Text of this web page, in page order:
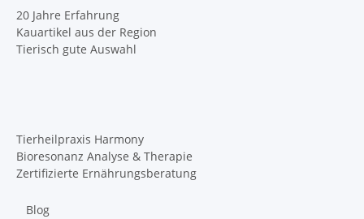
20 Jahre Erfahrung
Kauartikel aus der Region
Tierisch gute Auswahl
Tierheilpraxis Harmony
Bioresonanz Analyse & Therapie
Zertifizierte Ernährungsberatung
Blog